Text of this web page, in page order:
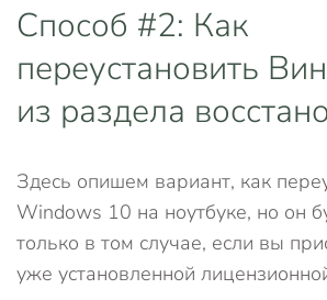
Способ #2: Как
переустановить
из раздела
Здесь опишем вариант, как
Windows 10 на ноутбуке, но он
только в том случае, если вы
уже установленной